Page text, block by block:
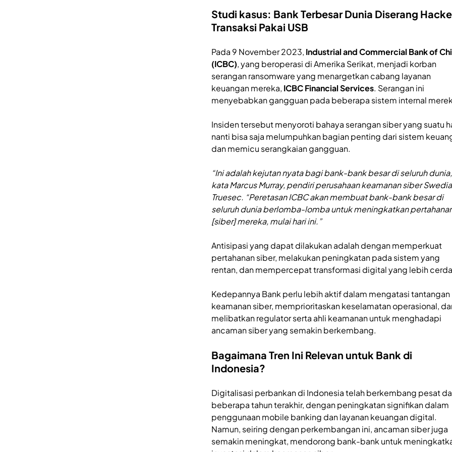
Studi kasus: Bank Terbesar Dunia Diserang
Transaksi Pakai USB
Pada 9 November 2023, Industrial and Commercial Bank of
(ICBC), yang beroperasi di Amerika Serikat, menjadi korban
serangan ransomware yang menargetkan cabang layanan
keuangan mereka, ICBC Financial Services. Serangan ini
menyebabkan gangguan pada beberapa sistem internal
Insiden tersebut menyoroti bahaya serangan siber yang suatu
nanti bisa saja melumpuhkan bagian penting dari sistem
dan memicu serangkaian gangguan.
“Ini adalah kejutan nyata bagi bank-bank besar di seluruh
kata Marcus Murray, pendiri perusahaan keamanan siber Swedia
Truesec. “Peretasan ICBC akan membuat bank-bank besar di
seluruh dunia berlomba-lomba untuk meningkatkan
[siber] mereka, mulai hari ini.”
Antisipasi yang dapat dilakukan adalah dengan memperkuat
pertahanan siber, melakukan peningkatan pada sistem yang
rentan, dan mempercepat transformasi digital yang lebih
Kedepannya Bank perlu lebih aktif dalam mengatasi tantangan
keamanan siber, memprioritaskan keselamatan operasional,
melibatkan regulator serta ahli keamanan untuk menghadapi
ancaman siber yang semakin berkembang.
Bagaimana Tren Ini Relevan untuk Bank di
Indonesia?
Digitalisasi perbankan di Indonesia telah berkembang pesat
beberapa tahun terakhir, dengan peningkatan signifikan dalam
penggunaan mobile banking dan layanan keuangan digital.
Namun, seiring dengan perkembangan ini, ancaman siber juga
semakin meningkat, mendorong bank-bank untuk